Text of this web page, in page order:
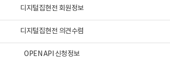
디지털집현전 회원정보
디지털집현전 의견수렴
OPEN API 신청정보